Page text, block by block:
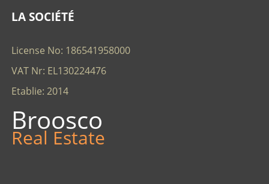
LA SOCIÉTÉ
License No: 186541958000
VAT Nr: EL130224476
Etablie: 2014
Broosco
Real Estate